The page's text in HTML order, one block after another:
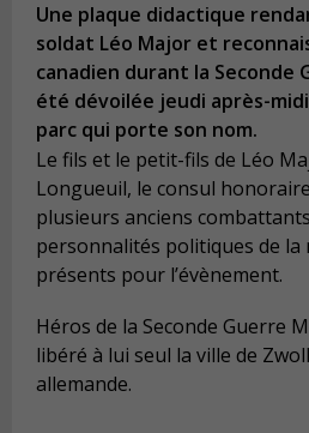
Une plaque didactique
soldat Léo Major et
canadien durant la Seconde
été dévoilée jeudi après-
parc qui porte son nom.
Le fils et le petit-fils de Léo
Longueuil, le consul
plusieurs anciens
personnalités politiques de
présents pour l’évènement.
Héros de la Seconde Guerre
libéré à lui seul la ville de
allemande.